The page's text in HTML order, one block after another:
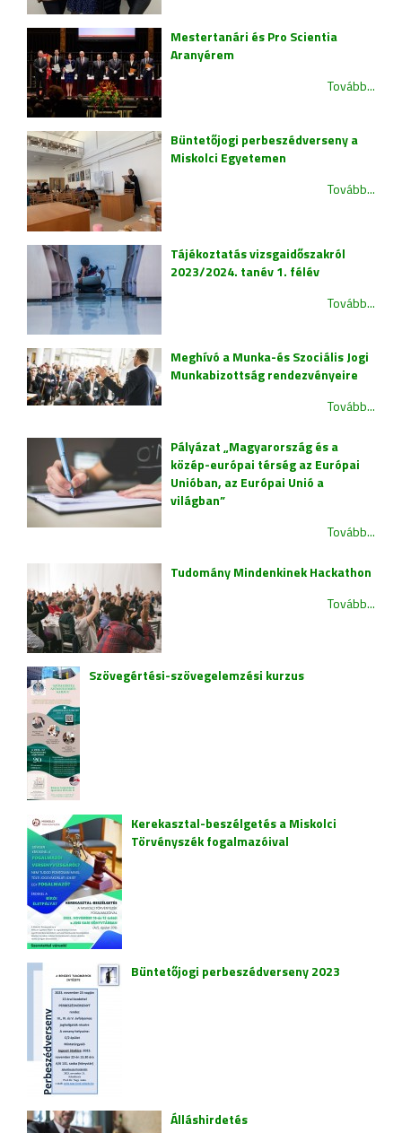
Mestertanári és Pro Scientia
Aranyérem
Tovább...
Büntetőjogi perbeszédverseny a
Miskolci Egyetemen
Tovább...
Tájékoztatás vizsgaidőszakról
2023/2024. tanév 1. félév
Tovább...
Meghívó a Munka-és Szociális Jogi
Munkabizottság rendezvényeire
Tovább...
Pályázat „Magyarország és a
közép-európai térség az Európai
Unióban, az Európai Unió a
világban”
Tovább...
Tudomány Mindenkinek Hackathon
Tovább...
Szövegértési-szövegelemzési kurzus
Kerekasztal-beszélgetés a Miskolci
Törvényszék fogalmazóival
Büntetőjogi perbeszédverseny 2023
Álláshirdetés